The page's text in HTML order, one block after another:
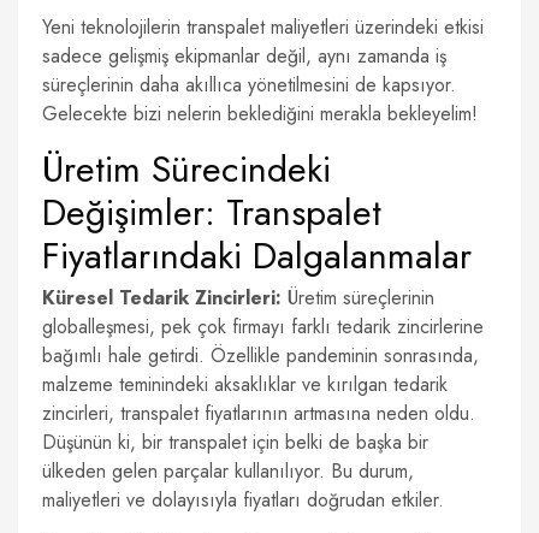
Yeni teknolojilerin transpalet maliyetleri üzerindeki etkisi
sadece gelişmiş ekipmanlar değil, aynı zamanda iş
süreçlerinin daha akıllıca yönetilmesini de kapsıyor.
Gelecekte bizi nelerin beklediğini merakla bekleyelim!
Üretim Sürecindeki
Değişimler: Transpalet
Fiyatlarındaki Dalgalanmalar
Küresel Tedarik Zincirleri: Üretim süreçlerinin
globalleşmesi, pek çok firmayı farklı tedarik zincirlerine
bağımlı hale getirdi. Özellikle pandeminin sonrasında,
malzeme teminindeki aksaklıklar ve kırılgan tedarik
zincirleri, transpalet fiyatlarının artmasına neden oldu.
Düşünün ki, bir transpalet için belki de başka bir
ülkeden gelen parçalar kullanılıyor. Bu durum,
maliyetleri ve dolayısıyla fiyatları doğrudan etkiler.